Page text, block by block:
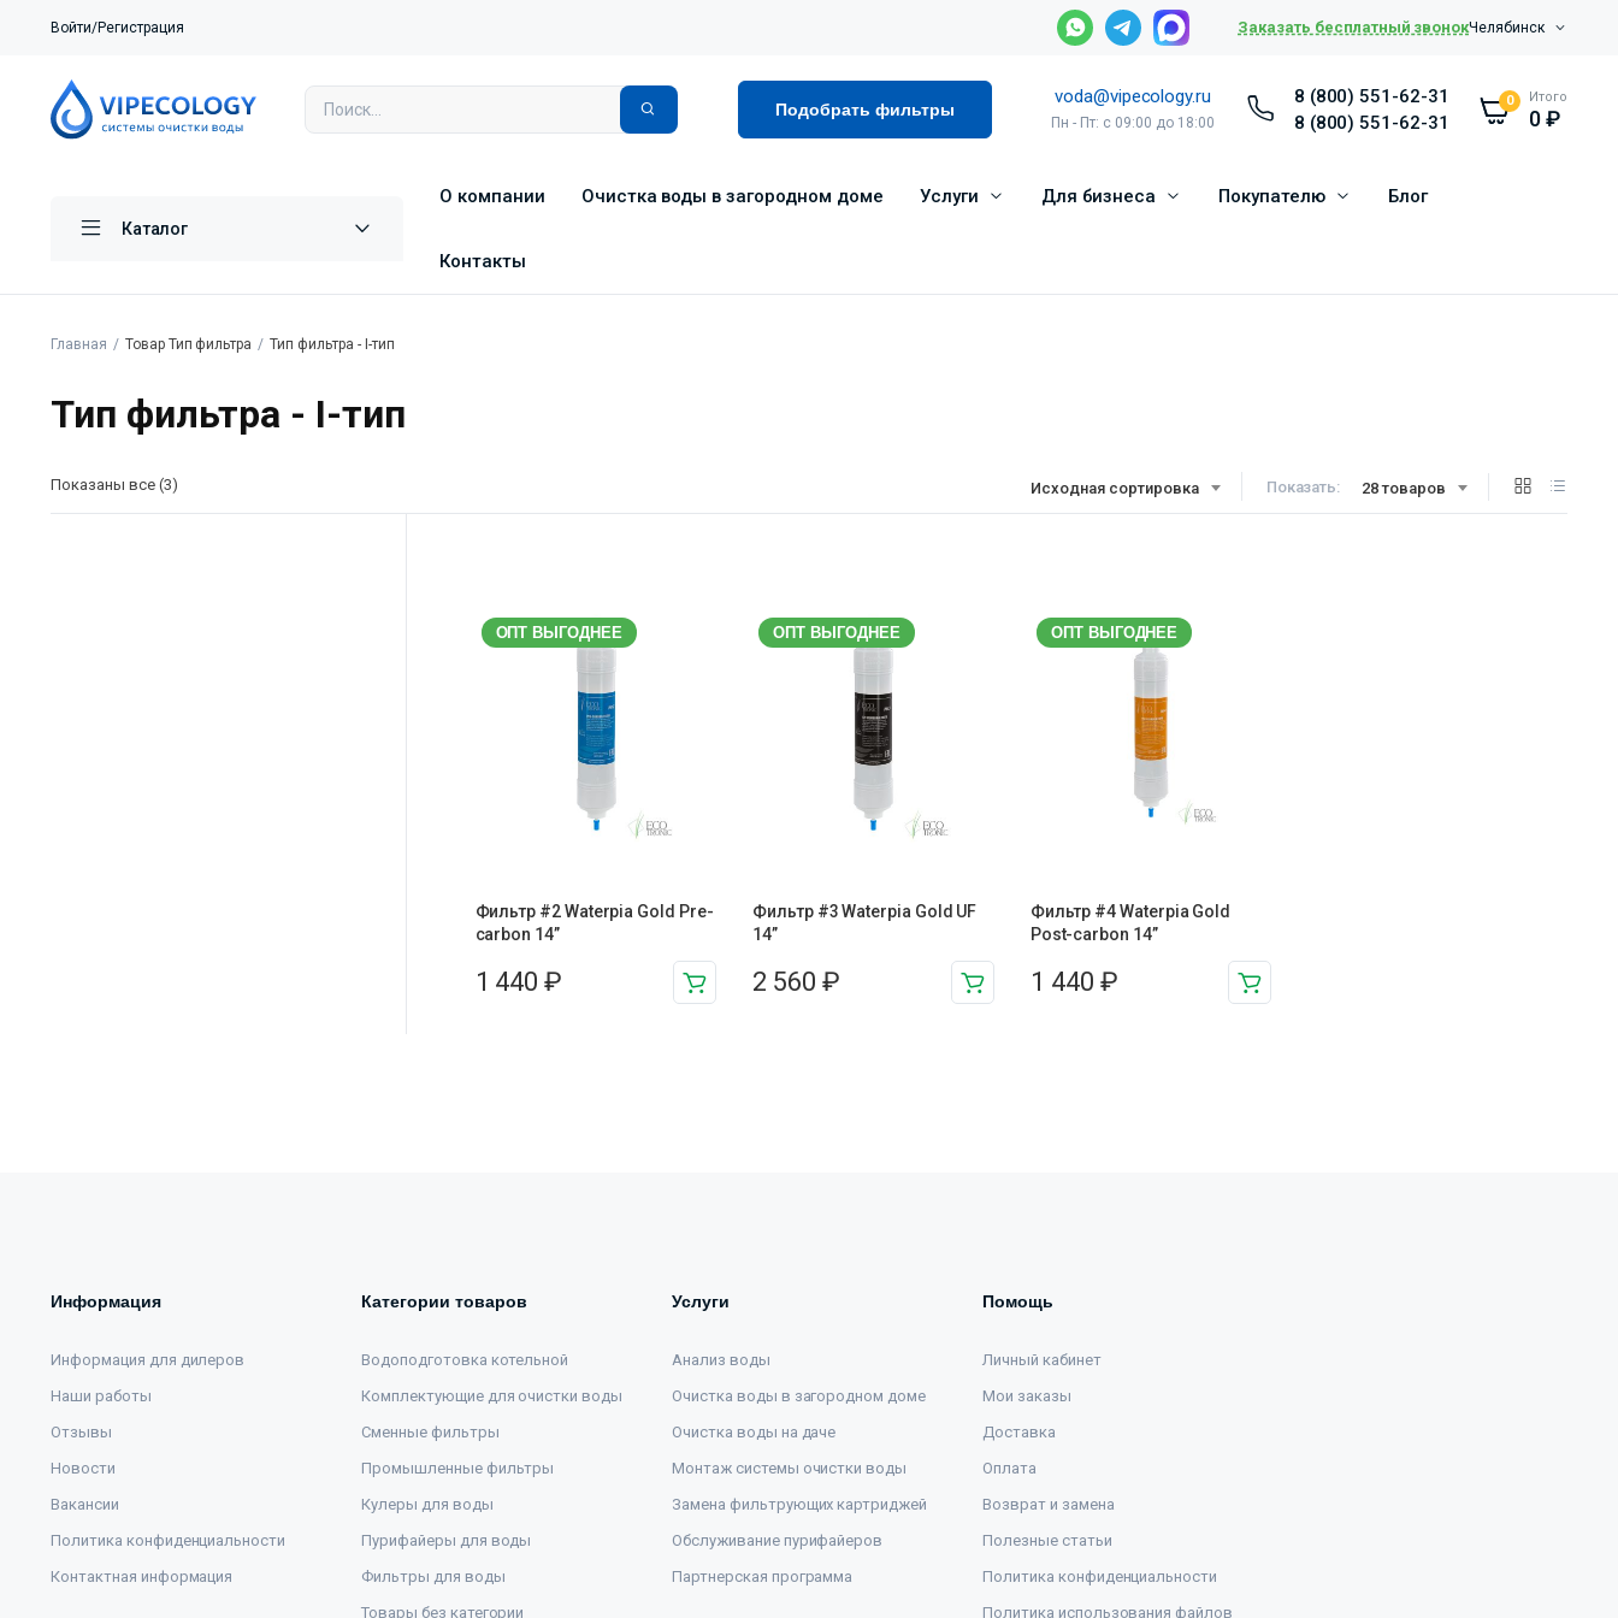
Войти/Регистрация Заказать бесплатный звонокЧелябинск
Подобрать фильтры
voda@vipecology.ru
Пн - Пт: с 09:00 до 18:00
8 (800) 551-62-31
8 (800) 551-62-31
0 Итого
0₽
Каталог
О компании Очистка воды в загородном доме Услуги Для бизнеса Покупателю Блог
Контакты
Главная Товар Тип фильтра Тип фильтра - I-тип
Тип фильтра - I-тип
Исходная сортировка Показать: 28 товаров
Показаны все (3)
ОПТ ВЫГОДНЕЕ
Фильтр #2 Waterpia Gold Pre-
carbon 14”
1 440₽
ОПТ ВЫГОДНЕЕ
Фильтр #3 Waterpia Gold UF
14”
2 560 ₽
ОПТ ВЫГОДНЕЕ
Фильтр #4 Waterpia Gold
Post-carbon 14”
1 440 ₽
Информация
Информация для дилеров
Наши работы
Отзывы
Новости
Вакансии
Политика конфиденциальности
Контактная информация
Категории товаров
Водоподготовка котельной
Комплектующие для очистки воды
Сменные фильтры
Промышленные фильтры
Кулеры для воды
Пурифайеры для воды
Фильтры для воды
Товары без категории
Услуги
Анализ воды
Очистка воды в загородном доме
Очистка воды на даче
Монтаж системы очистки воды
Замена фильтрующих картриджей
Обслуживание пурифайеров
Партнерская программа
Помощь
Личный кабинет
Мои заказы
Доставка
Оплата
Возврат и замена
Полезные статьи
Политика конфиденциальности
Политика использования файлов